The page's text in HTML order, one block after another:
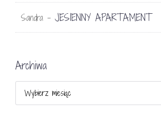
Sandra - JESIENNY APARTAMENT
Archiwa